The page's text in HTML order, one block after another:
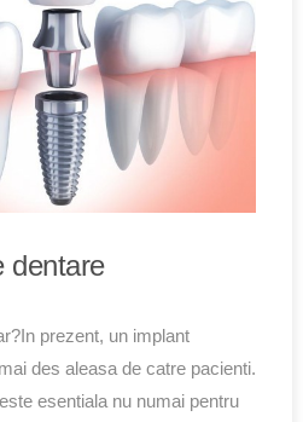
dentare
prezent, un implant
des aleasa de catre pacienti.
esentiala nu numai pentru